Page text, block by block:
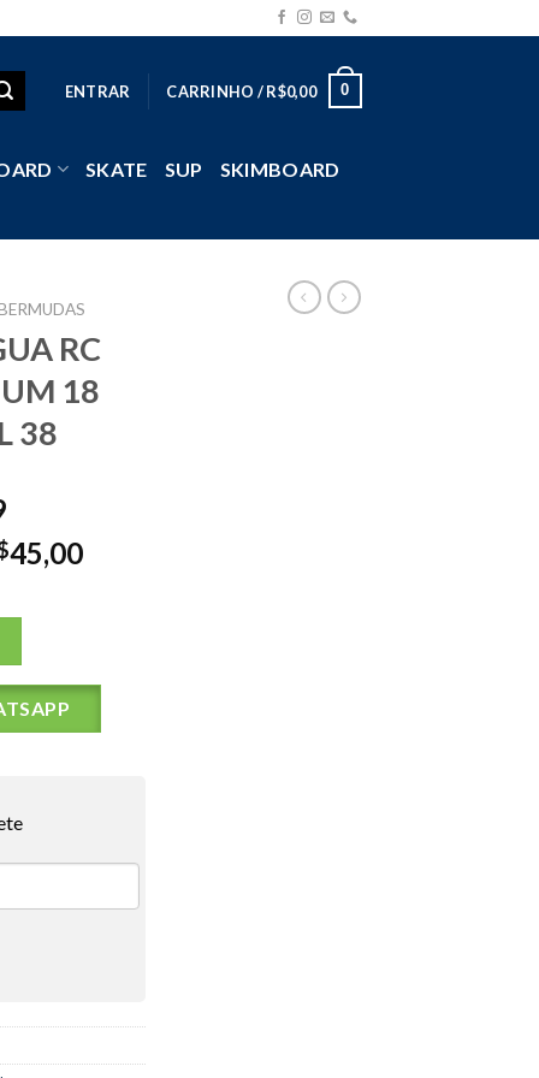
ENTRAR CARRINHO /R$0,00 0
SKATE SUP SKIMBOARD
RC
18
38
45,00